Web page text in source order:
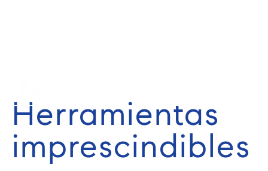
Herramientas
imprescindibles